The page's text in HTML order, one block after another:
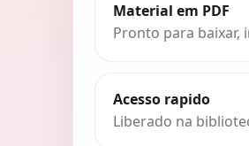
Material em PDF
Pronto para baixar,
Acesso rapido
Liberado na